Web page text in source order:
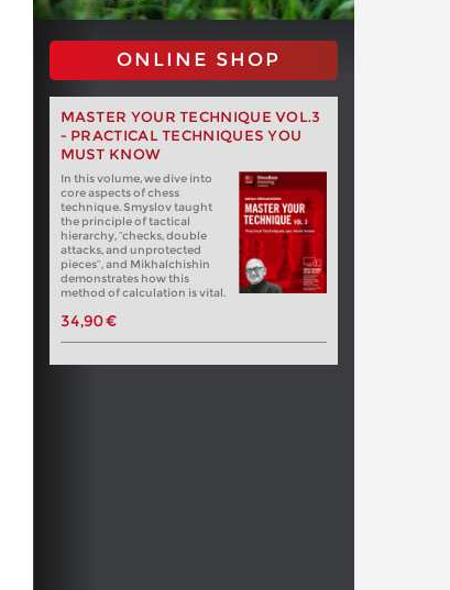
ONLINE SHOP
MASTER YOUR TECHNIQUE VOL.3
- PRACTICAL TECHNIQUES YOU
MUST KNOW
In this volume, we dive into
core aspects of chess
technique. Smyslov taught
the principle of tactical
hierarchy, “checks, double
attacks, and unprotected
pieces”, and Mikhalchishin
demonstrates how this
method of calculation is vital.
34,90 €